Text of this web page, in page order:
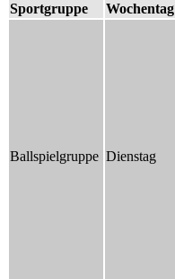
Sportgruppe Wochentag
Ballspielgruppe Dienstag